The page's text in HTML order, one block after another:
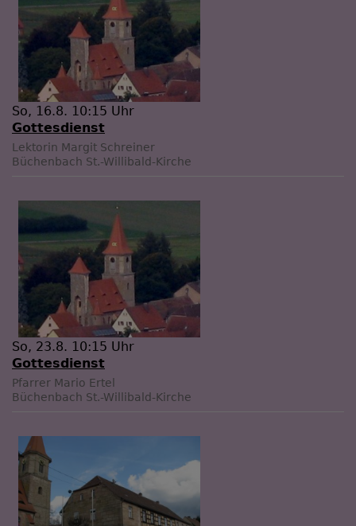
So, 16.8. 10:15 Uhr
Gottesdienst
Lektorin Margit Schreiner
Büchenbach St.-Willibald-Kirche
So, 23.8. 10:15 Uhr
Gottesdienst
Pfarrer Mario Ertel
Büchenbach St.-Willibald-Kirche